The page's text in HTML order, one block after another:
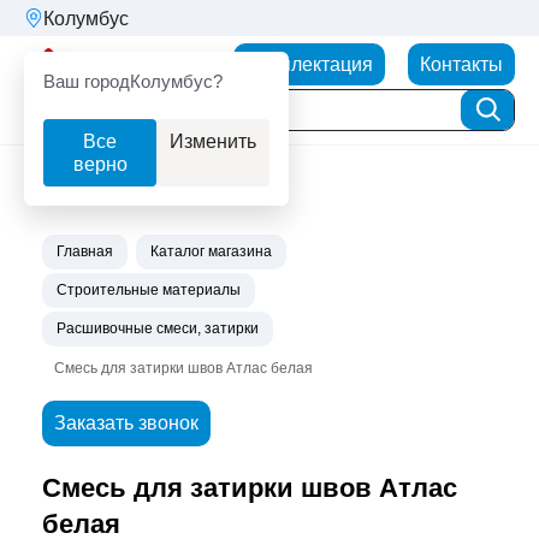
Колумбус
Ваш городКолумбус?
Все
верно
Изменить
Комплектация Контакты
Главная Каталог магазина
Строительные материалы
Расшивочные смеси, затирки
Смесь для затирки швов Атлас белая
Заказать звонок
Смесь для затирки швов Атлас
белая